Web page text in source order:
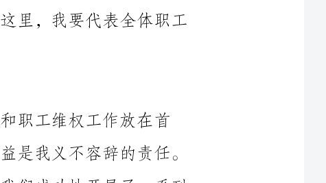
1.加强工会组织建设：我们针对工会组织的薄弱环节，加强了
基层工会组织建设，提高了工会干部的服务意识和工作能力。通
作为职工代表，我始终将工会建设和职工维权工作放在首